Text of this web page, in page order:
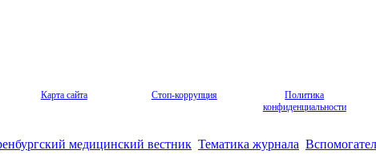
Карта сайта Стоп-коррупция
Политика
конфиденциальности
медицинский вестник Тематика журнала